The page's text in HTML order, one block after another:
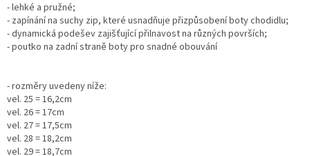
- lehké a pružné;
- zapínání na suchy zip, které usnadňuje přizpůsobení boty chodidlu;
- dynamická podešev zajišťující přilnavost na různých površích;
- poutko na zadní straně boty pro snadné obouvání
- rozměry uvedeny níže:
vel. 25 = 16,2cm
vel. 26 = 17cm
vel. 27 = 17,5cm
vel. 28 = 18,2cm
vel. 29 = 18,7cm